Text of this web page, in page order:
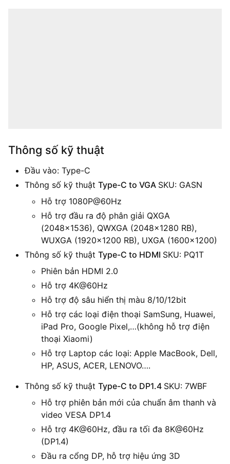
Thông số kỹ thuật
Đầu vào: Type-C
Thông số kỹ thuật Type-C to VGA SKU: GASN
Hỗ trợ 1080P@60Hz
Hỗ trợ đầu ra độ phân giải QXGA
(2048×1536), QWXGA (2048×1280 RB),
WUXGA (1920×1200 RB), UXGA (1600×1200)
Thông số kỹ thuật Type-C to HDMI SKU: PQ1T
Phiên bản HDMI 2.0
Hỗ trợ 4K@60Hz
Hỗ trợ độ sâu hiển thị màu 8/10/12bit
Hỗ trợ các loại điện thoại SamSung, Huawei,
iPad Pro, Google Pixel,…(không hỗ trợ điện
thoại Xiaomi)
Hỗ trợ Laptop các loại: Apple MacBook, Dell,
HP, ASUS, ACER, LENOVO….
Thông số kỹ thuật Type-C to DP1.4 SKU: 7WBF
Hỗ trợ phiên bản mới của chuẩn âm thanh và
video VESA DP1.4
Hỗ trợ 4K@60Hz, đầu ra tối đa 8K@60Hz
(DP1.4)
Đầu ra cổng DP, hỗ trợ hiệu ứng 3D